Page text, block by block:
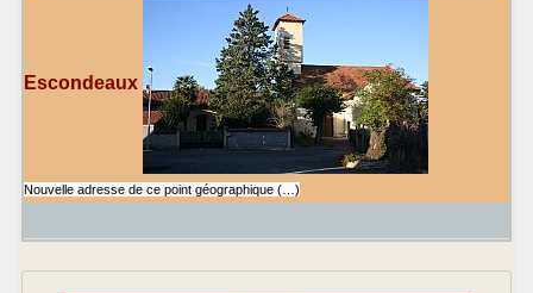
Escondeaux
Nouvelle adresse de ce point géographique (…)